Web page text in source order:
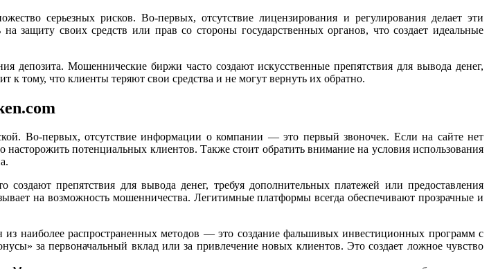
серьезных рисков. Во-первых, отсутствие лицензирования и регулирования делает эти
защиту своих средств или прав со стороны государственных органов, что создает идеальные
депозита. Мошеннические биржи часто создают искусственные препятствия для вывода денег,
тому, что клиенты теряют свои средства и не могут вернуть их обратно.
Во-первых, отсутствие информации о компании — это первый звоночек. Если на сайте нет
потенциальных клиентов. Также стоит обратить внимание на условия использования
препятствия для вывода денег, требуя дополнительных платежей или предоставления
на возможность мошенничества. Легитимные платформы всегда обеспечивают прозрачные и
наиболее распространенных методов — это создание фальшивых инвестиционных программ с
за первоначальный вклад или за привлечение новых клиентов. Это создает ложное чувство